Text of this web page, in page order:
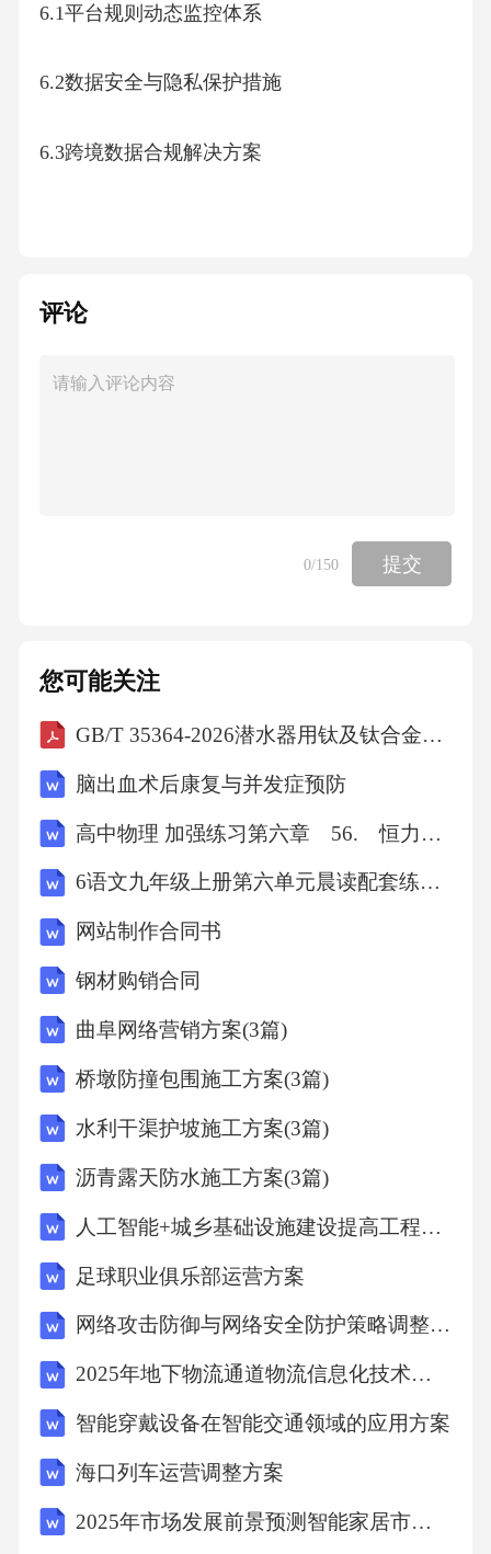
6.1平台规则动态监控体系
6.2数据安全与隐私保护措施
6.3跨境数据合规解决方案
8.2系统建设与技术选型
8.3实施路径与阶段性目标
8.4效果评估与持续优化一、速卖通数据运营方
球领先的跨境电子商务平台，近年来呈现多元
化发展态势。根据阿里巴巴集团2023年财报，
速卖通GMV（商品交易总额）突破5000亿美
元，同比增长23%，其中移动端交易占比达7
拉美等新兴市场增长迅速。国际物流成本持续
上涨导致运费成为关键竞争因素，同时平台算
法不断优化，数据运营能力成为商家差异化竞
规则动态变化 速卖通算法每年至少更新4次，
如2023年推出的"智能推荐2.0"系统对点击率要
求提升30%。商家需实时调整关键词策略、商品
关联推荐逻辑，否则流量下滑幅度可达40%。
售数据、用户行为数据等三大类报表，但各模
评论
0/150 提交
您可能关注
GB/T 35364-2026潜水器用钛及钛合金锻件
脑出血术后康复与并发症预防
高中物理 加强练习第六章 56. 恒力的功
6语文九年级上册第六单元晨读配套练习教师版
网站制作合同书
钢材购销合同
曲阜网络营销方案(3篇)
桥墩防撞包围施工方案(3篇)
水利干渠护坡施工方案(3篇)
沥青露天防水施工方案(3篇)
人工智能+城乡基础设施建设提高工程管理效率可行性分析
足球职业俱乐部运营方案
网络攻击防御与网络安全防护策略调整方案
2025年地下物流通道物流信息化技术应用报告
智能穿戴设备在智能交通领域的应用方案
海口列车运营调整方案
2025年市场发展前景预测智能家居市场发展趋势分析方案